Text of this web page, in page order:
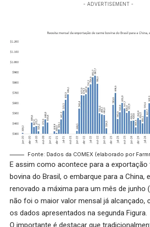
- ADVERTISEMENT -
Fonte: Dados da COMEX (elaborado por
E assim como acontece para a exportação
bovina do Brasil, o embarque para a China,
renovado a máxima para um mês de junho
não foi o maior valor mensal já alcançado,
os dados apresentados na segunda Figura.
O importante é destacar que